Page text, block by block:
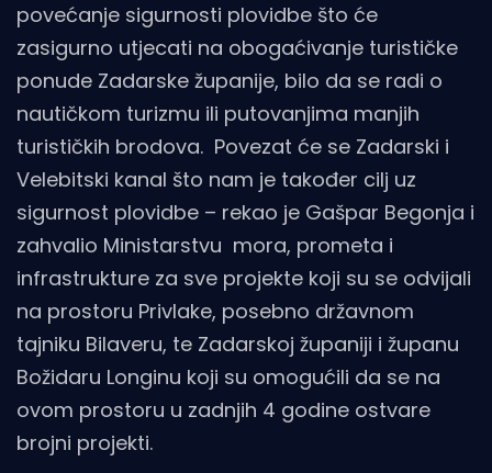
povećanje sigurnosti plovidbe što će
zasigurno utjecati na obogaćivanje turističke
ponude Zadarske županije, bilo da se radi o
nautičkom turizmu ili putovanjima manjih
turističkih brodova. Povezat će se Zadarski i
Velebitski kanal što nam je također cilj uz
sigurnost plovidbe – rekao je Gašpar Begonja i
zahvalio Ministarstvu mora, prometa i
infrastrukture za sve projekte koji su se odvijali
na prostoru Privlake, posebno državnom
tajniku Bilaveru, te Zadarskoj županiji i županu
Božidaru Longinu koji su omogućili da se na
ovom prostoru u zadnjih 4 godine ostvare
brojni projekti.